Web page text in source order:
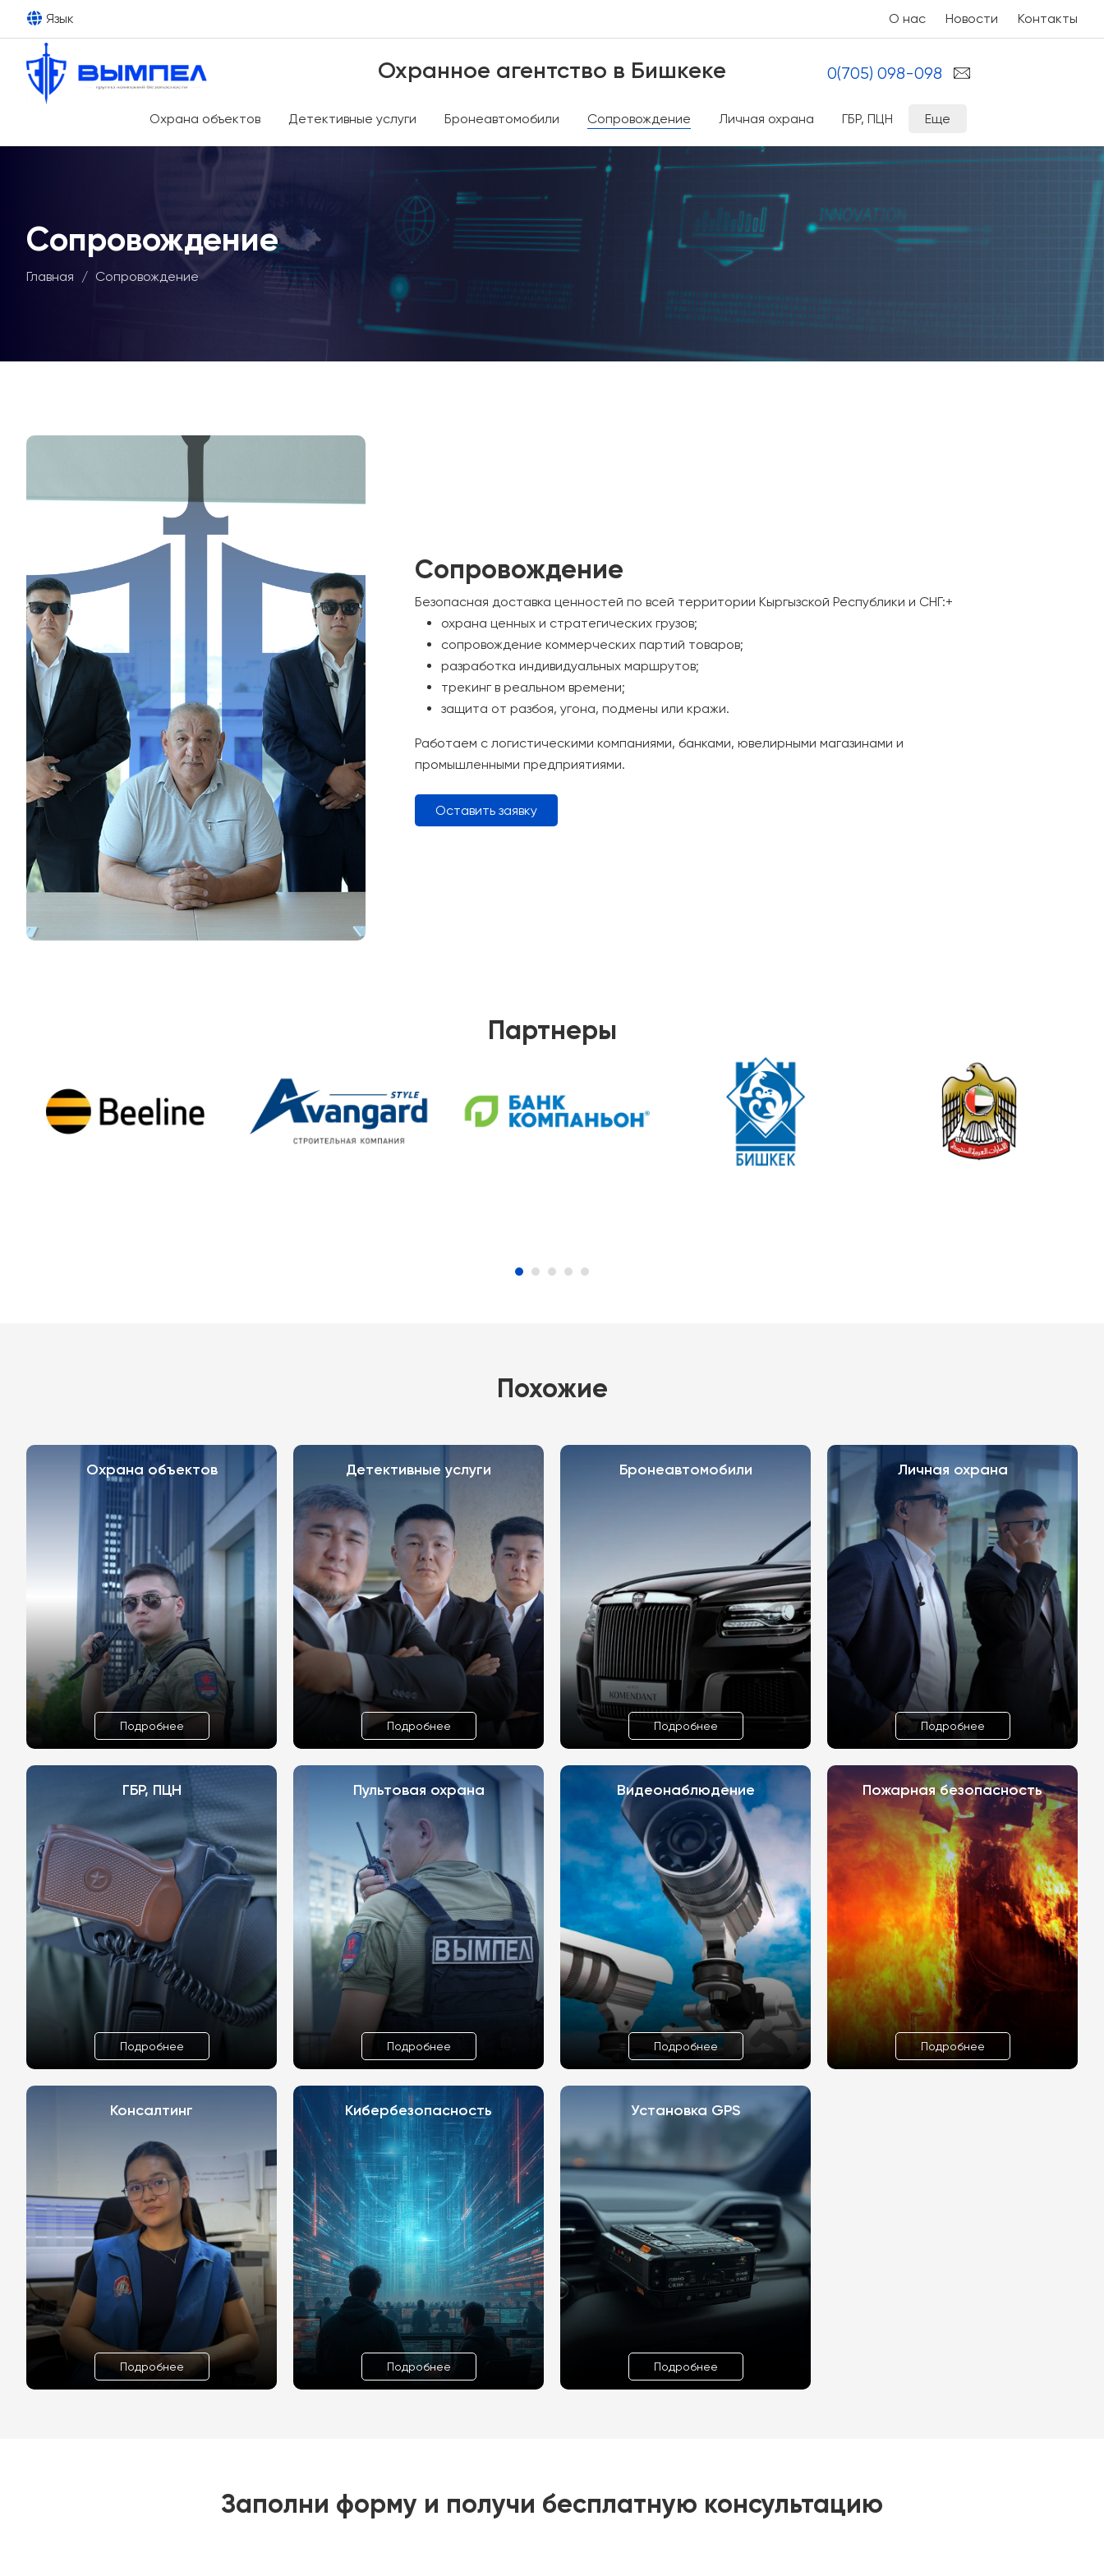
Язык О нас Новости Контакты
Охранное агентство в Бишкеке 0(705) 098-098
Охрана объектов Детективные услуги Бронеавтомобили Сопровождение Личная охрана ГБР, ПЦН Еще
Сопровождение
Главная / Сопровождение
Сопровождение
Безопасная доставка ценностей по всей территории Кыргызской Республики и СНГ:+
охрана ценных и стратегических грузов;
сопровождение коммерческих партий товаров;
разработка индивидуальных маршрутов;
трекинг в реальном времени;
защита от разбоя, угона, подмены или кражи.
Работаем с логистическими компаниями, банками, ювелирными магазинами и
промышленными предприятиями.
Оставить заявку
Партнеры
Похожие
Охрана объектов
Подробнее
Детективные услуги
Подробнее
Бронеавтомобили
Подробнее
Личная охрана
Подробнее
ГБР, ПЦН
Подробнее
Пультовая охрана
Подробнее
Видеонаблюдение
Подробнее
Пожарная безопасность
Подробнее
Консалтинг
Подробнее
Кибербезопасность
Подробнее
Установка GPS
Подробнее
Заполни форму и получи бесплатную консультацию